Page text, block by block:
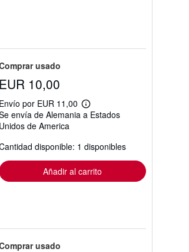
usado
EUR 10,00
Envío por EUR 11,00
Más
información
tarifas
de
envío
envía de Alemania a Estados
Unidos de America
disponible: 1 disponibles
Añadir al carrito
usado